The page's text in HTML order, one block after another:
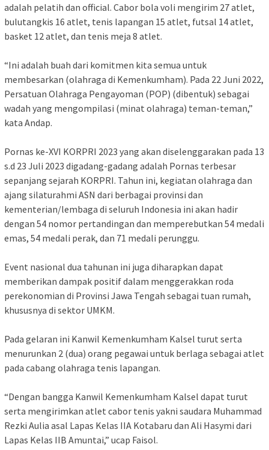
adalah pelatih dan official. Cabor bola voli mengirim 27 atlet,
bulutangkis 16 atlet, tenis lapangan 15 atlet, futsal 14 atlet,
basket 12 atlet, dan tenis meja 8 atlet.
“Ini adalah buah dari komitmen kita semua untuk
membesarkan (olahraga di Kemenkumham). Pada 22 Juni 2022,
Persatuan Olahraga Pengayoman (POP) (dibentuk) sebagai
wadah yang mengompilasi (minat olahraga) teman-teman,”
kata Andap.
Pornas ke-XVI KORPRI 2023 yang akan diselenggarakan pada 13
s.d 23 Juli 2023 digadang-gadang adalah Pornas terbesar
sepanjang sejarah KORPRI. Tahun ini, kegiatan olahraga dan
ajang silaturahmi ASN dari berbagai provinsi dan
kementerian/lembaga di seluruh Indonesia ini akan hadir
dengan 54 nomor pertandingan dan memperebutkan 54 medali
emas, 54 medali perak, dan 71 medali perunggu.
Event nasional dua tahunan ini juga diharapkan dapat
memberikan dampak positif dalam menggerakkan roda
perekonomian di Provinsi Jawa Tengah sebagai tuan rumah,
khususnya di sektor UMKM.
Pada gelaran ini Kanwil Kemenkumham Kalsel turut serta
menurunkan 2 (dua) orang pegawai untuk berlaga sebagai atlet
pada cabang olahraga tenis lapangan.
“Dengan bangga Kanwil Kemenkumham Kalsel dapat turut
serta mengirimkan atlet cabor tenis yakni saudara Muhammad
Rezki Aulia asal Lapas Kelas IIA Kotabaru dan Ali Hasymi dari
Lapas Kelas IIB Amuntai,” ucap Faisol.